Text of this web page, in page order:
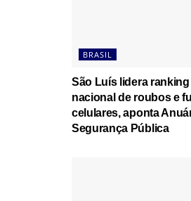
BRASIL
São Luís lidera ranking
nacional de roubos e
celulares, aponta
Segurança Pública